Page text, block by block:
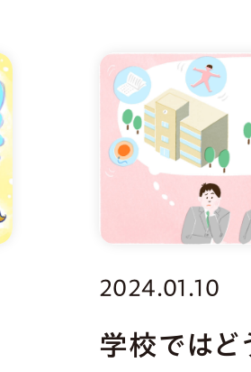
2024.01.10
学校ではど